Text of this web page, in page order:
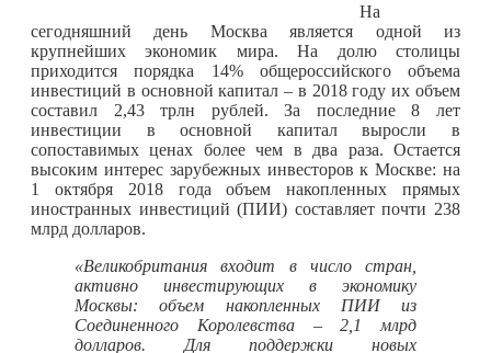
На
сегодняшний день Москва является одной из
крупнейших экономик мира. На долю столицы
приходится порядка 14% общероссийского объема
инвестиций в основной капитал – в 2018 году их объем
составил 2,43 трлн рублей. За последние 8 лет
инвестиции в основной капитал выросли в
сопоставимых ценах более чем в два раза. Остается
высоким интерес зарубежных инвесторов к Москве: на
1 октября 2018 года объем накопленных прямых
иностранных инвестиций (ПИИ) составляет почти 238
млрд долларов.
«Великобритания входит в число стран,
активно инвестирующих в экономику
Москвы: объем накопленных ПИИ из
Соединенного Королевства – 2,1 млрд
долларов. Для поддержки новых